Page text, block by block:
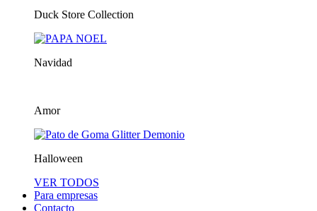
Duck Store Collection
Navidad
Amor
Halloween
VER TODOS
Para empresas
Contacto